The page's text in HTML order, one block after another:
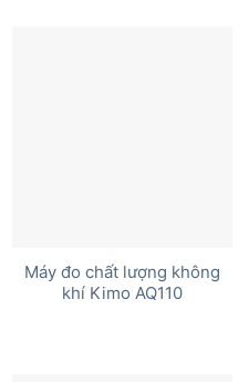
Máy đo chất lượng không
khí Kimo AQ110